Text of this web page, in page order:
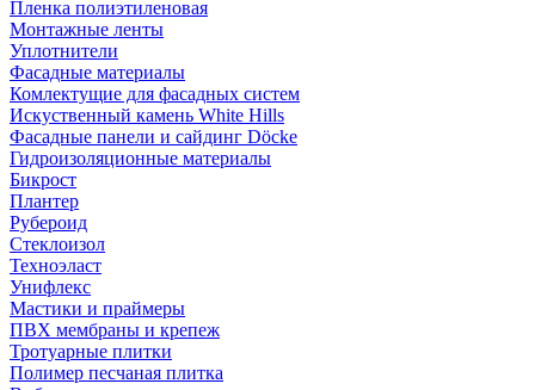
Пленка полиэтиленовая
Монтажные ленты
Уплотнители
Фасадные материалы
Комлектущие для фасадных систем
Искуственный камень White Hills
Фасадные панели и сайдинг Döcke
Гидроизоляционные материалы
Бикрост
Плантер
Рубероид
Стеклоизол
Техноэласт
Унифлекс
Мастики и праймеры
ПВХ мембраны и крепеж
Тротуарные плитки
Полимер песчаная плитка